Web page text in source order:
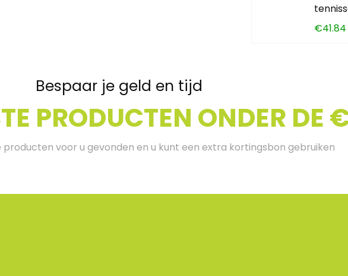
€41.84
Bespaar je geld en tijd
PRODUCTEN ONDER DE
voor u gevonden en u kunt een extra kortingsbon gebruiken